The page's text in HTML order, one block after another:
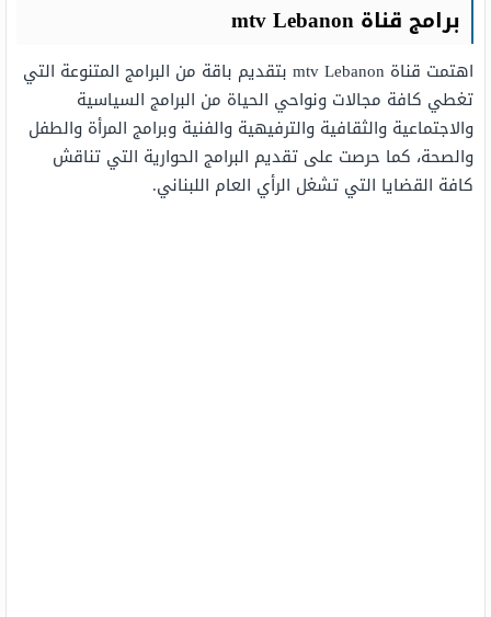
برامج قناة mtvLebanon
اهتمت قناة mtv Lebanon بتقديم باقة من البرامج المتنوعة التي
تغطي كافة مجالات ونواحي الحياة من البرامج السياسية
والاجتماعية والثقافية والترفيهية والفنية وبرامج المرأة والطفل
والصحة، كما حرصت على تقديم البرامج الحوارية التي تناقش
كافة القضايا التي تشغل الرأي العام اللبناني.